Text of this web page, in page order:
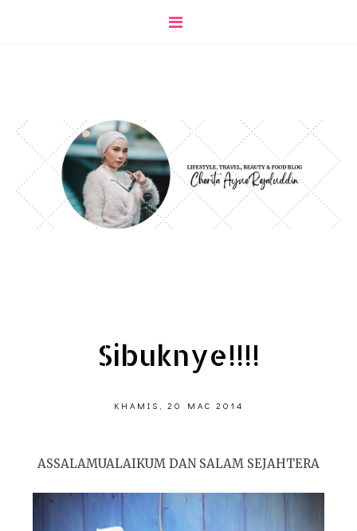
Sibuknye!!!!
KHAMIS, 20 MAC 2014
ASSALAMUALAIKUM DAN SALAM SEJAHTERA